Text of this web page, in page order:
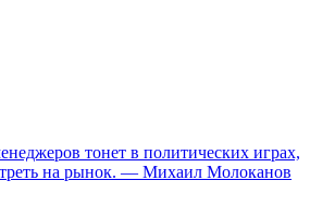
тонет в политических играх,
на рынок. — Михаил Молоканов